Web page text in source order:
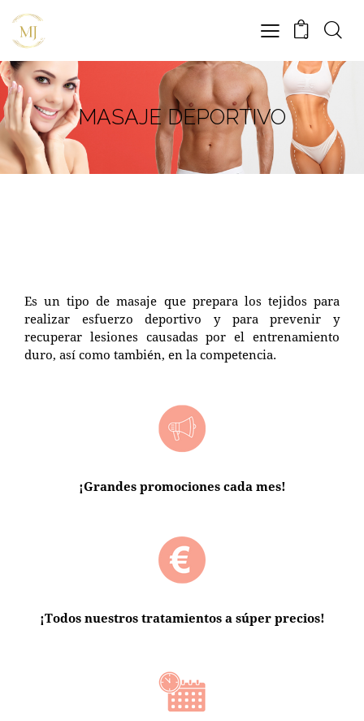
0
MASAJE DEPORTIVO
Es un tipo de masaje que prepara los tejidos para
realizar esfuerzo deportivo y para prevenir y
recuperar lesiones causadas por el entrenamiento
duro, así como también, en la competencia.
¡Grandes promociones cada mes!
¡Todos nuestros tratamientos a súper precios!